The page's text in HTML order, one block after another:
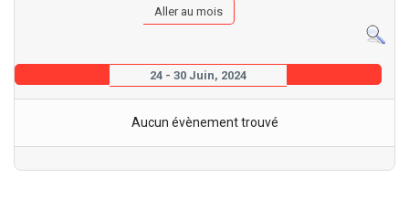
Aller au mois
24 - 30 Juin, 2024
Aucun évènement trouvé